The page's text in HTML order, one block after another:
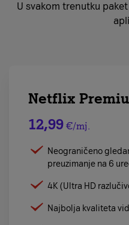
U svakom trenutku
Netflix
12,99 €/mj.
Neograničeno
preuzimanje na 6
4K (Ultra HD
Najbolja kvaliteta